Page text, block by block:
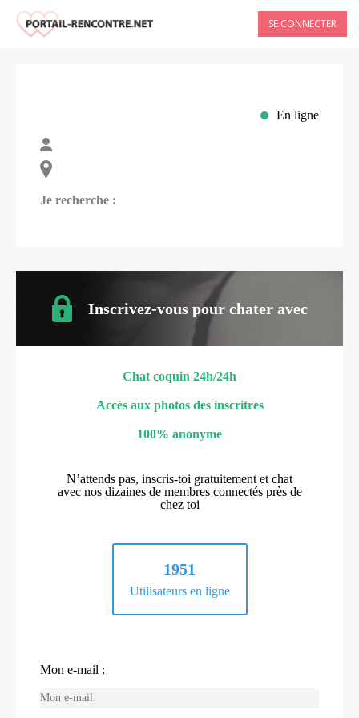
SE CONNECTER
En ligne
Je recherche :
Inscrivez-vous pour chater avec
Chat coquin 24h/24h
Accès aux photos des inscritres
100% anonyme
N’attends pas, inscris-toi gratuitement et chat
avec nos dizaines de membres connectés près de
chez toi
1951
Utilisateurs en ligne
Mon e-mail :